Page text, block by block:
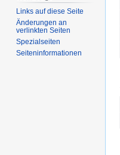
Links auf diese Seite
Änderungen an
verlinkten Seiten
Spezialseiten
Seiten­informationen